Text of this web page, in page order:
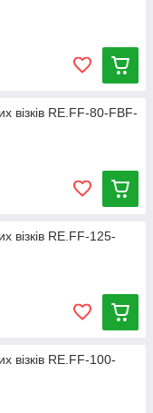
візків RE.FF-80-FBF-
візків RE.FF-125-
візків RE.FF-100-